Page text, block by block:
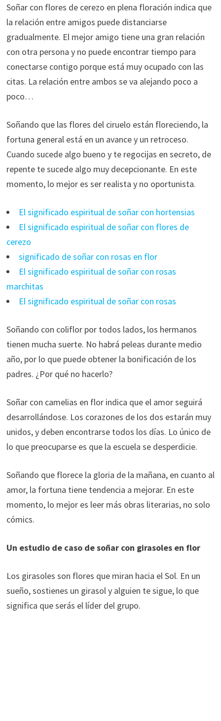
Soñar con flores de cerezo en plena floración indica que
la relación entre amigos puede distanciarse
gradualmente. El mejor amigo tiene una gran relación
con otra persona y no puede encontrar tiempo para
conectarse contigo porque está muy ocupado con las
citas. La relación entre ambos se va alejando poco a
poco…
Soñando que las flores del ciruelo están floreciendo, la
fortuna general está en un avance y un retroceso.
Cuando sucede algo bueno y te regocijas en secreto, de
repente te sucede algo muy decepcionante. En este
momento, lo mejor es ser realista y no oportunista.
El significado espiritual de soñar con hortensias
El significado espiritual de soñar con flores de
cerezo
significado de soñar con rosas en flor
El significado espiritual de soñar con rosas
marchitas
El significado espiritual de soñar con rosas
Soñando con coliflor por todos lados, los hermanos
tienen mucha suerte. No habrá peleas durante medio
año, por lo que puede obtener la bonificación de los
padres. ¿Por qué no hacerlo?
Soñar con camelias en flor indica que el amor seguirá
desarrollándose. Los corazones de los dos estarán muy
unidos, y deben encontrarse todos los días. Lo único de
lo que preocuparse es que la escuela se desperdicie.
Soñando que florece la gloria de la mañana, en cuanto al
amor, la fortuna tiene tendencia a mejorar. En este
momento, lo mejor es leer más obras literarias, no solo
cómics.
Un estudio de caso de soñar con girasoles en flor
Los girasoles son flores que miran hacia el Sol. En un
sueño, sostienes un girasol y alguien te sigue, lo que
significa que serás el líder del grupo.